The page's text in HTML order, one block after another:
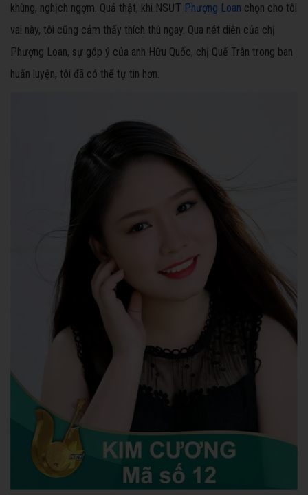
khùng, nghịch ngợm. Quả thật, khi NSƯT Phượng Loan chọn cho tôi
vai này, tôi cũng cảm thấy thích thú ngay. Qua nét diễn của chị
Phượng Loan, sự góp ý của anh Hữu Quốc, chị Quế Trân trong ban
huấn luyện, tôi đã có thể tự tin hơn.